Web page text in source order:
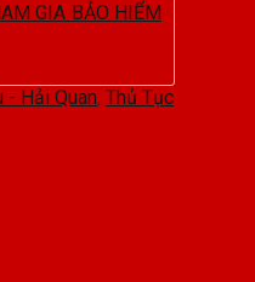
GIA BẢO HIỂM
- Hải Quan, Thủ Tục